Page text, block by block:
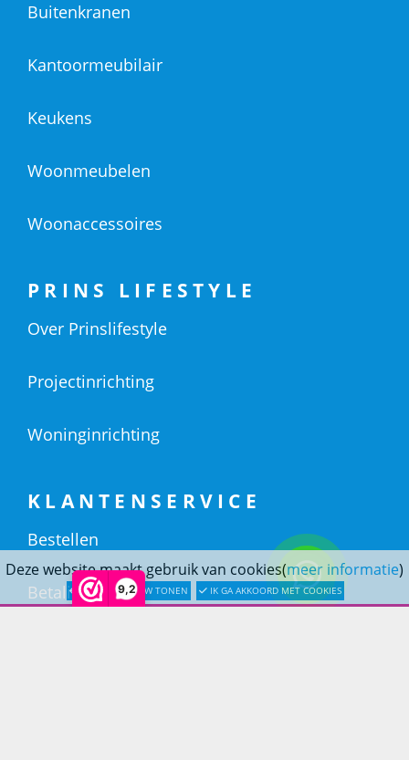
9,2
Deze website maakt gebruik van cookies(meer informatie)
LATER OPNIEUW TONEN IK GA AKKOORD MET COOKIES
Buitenkranen
Kantoormeubilair
Keukens
Woonmeubelen
Woonaccessoires
PRINS LIFESTYLE
Over Prinslifestyle
Projectinrichting
Woninginrichting
KLANTENSERVICE
Bestellen
Betaling